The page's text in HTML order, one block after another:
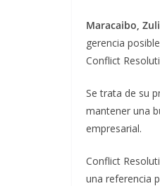
Maracaibo,
gerencia
Conflict
Se trata de su
mantener una
empresarial.
Conflict
una referencia